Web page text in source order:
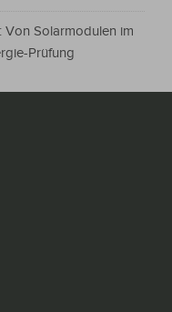
Von Solarmodulen im
Prüfung